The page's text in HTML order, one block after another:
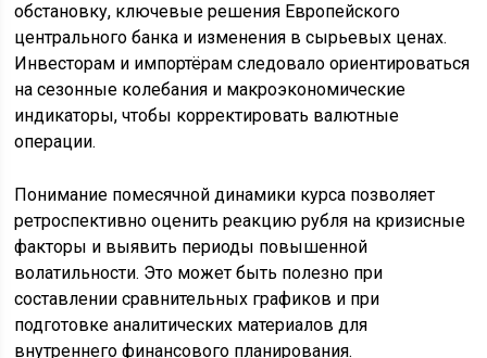
обстановку, ключевые решения Европейского
центрального банка и изменения в сырьевых ценах.
Инвесторам и импортёрам следовало ориентироваться
на сезонные колебания и макроэкономические
индикаторы, чтобы корректировать валютные
операции.
Понимание помесячной динамики курса позволяет
ретроспективно оценить реакцию рубля на кризисные
факторы и выявить периоды повышенной
волатильности. Это может быть полезно при
составлении сравнительных графиков и при
подготовке аналитических материалов для
внутреннего финансового планирования.